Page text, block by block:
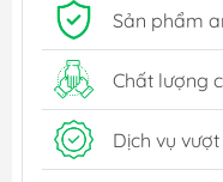
Sản phẩm
Chất lượng
Dịch vụ